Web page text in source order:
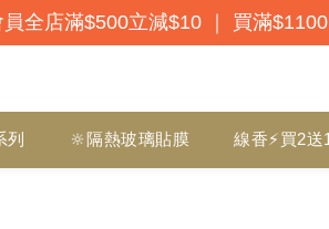
列 🔆隔熱玻璃貼膜 線香⚡買2送1
全店滿$500立減$10 ｜ 買滿$1100